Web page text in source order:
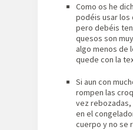
Como os he
podéis usar los
pero debéis
quesos son
algo menos de
quede con la
Si aun con
rompen las
vez rebozadas,
en el
cuerpo y no se